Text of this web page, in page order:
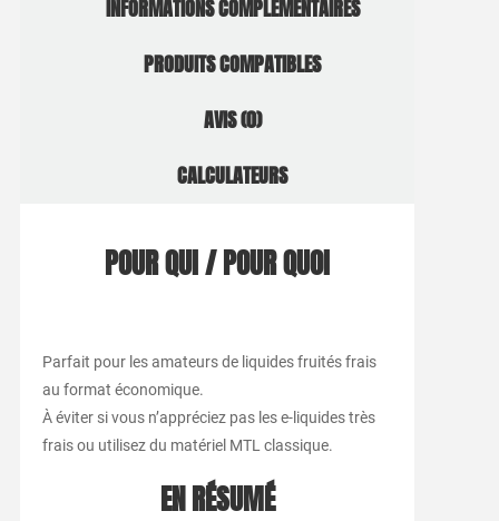
INFORMATIONS COMPLÉMENTAIRES
PRODUITS COMPATIBLES
AVIS (0)
CALCULATEURS
POUR QUI / POUR QUOI
Parfait pour les amateurs de liquides fruités frais
au format économique.
À éviter si vous n’appréciez pas les e-liquides très
frais ou utilisez du matériel MTL classique.
EN RÉSUMÉ